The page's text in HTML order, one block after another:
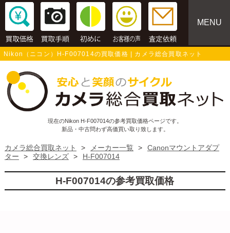
MENU
Nikon（ニコン）H-F007014の買取価格 | カメラ総合買取ネット
現在のNikon H-F007014の参考買取価格ページです。
新品・中古問わず高価買い取り致します。
カメラ総合買取ネット > メーカー一覧 >
Canonマウントアダプ
ター
> 交換レンズ > H-F007014
H-F007014の参考買取価格